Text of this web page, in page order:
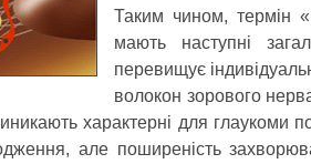
Таким чином, термін
мають наступні
перевищує
волокон зорового
характерні для глаукоми
але поширеність